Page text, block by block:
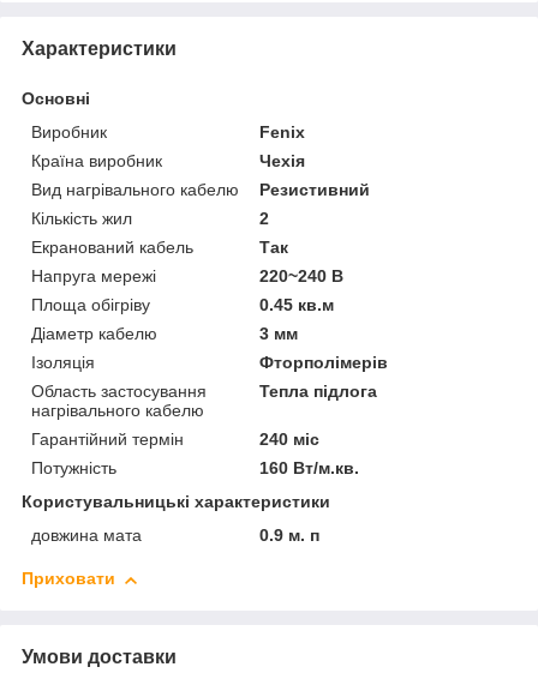
Характеристики
Основні
Виробник
Fenix
Країна виробник
Чехія
Вид нагрівального кабелю
Резистивний
Кількість жил
2
Екранований кабель
Так
Напруга мережі
220~240 В
Площа обігріву
0.45 кв.м
Діаметр кабелю
3 мм
Ізоляція
Фторполімерів
Область застосування
нагрівального кабелю
Тепла підлога
Гарантійний термін
240 міс
Потужність
160 Вт/м.кв.
Користувальницькі характеристики
довжина мата
0.9 м. п
Приховати
Умови доставки